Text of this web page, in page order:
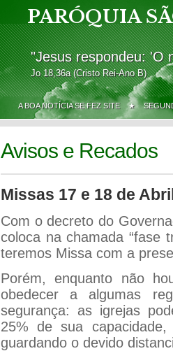
PARÓQUIA
"Jesus respondeu: 'O
Jo 18,36a (Cristo Rei-Ano B)
A BOA NOTÍCIA SE FEZ SITE ★
Avisos e Recados
Missas 17 e 18 de
Com o decreto do
coloca na chamada “fase
teremos Missa com a
Porém, enquanto não
obedecer a algumas
segurança: as igrejas
25% de sua
guardando o devido